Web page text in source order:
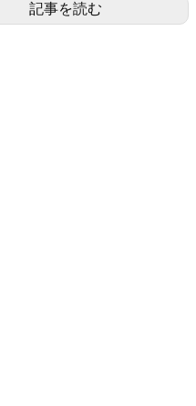
記事を読む